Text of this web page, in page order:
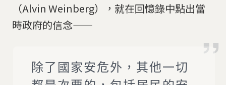
（Alvin Weinberg），就在回憶錄中點出當
時政府的信念——
除了國家安危外，其他一切